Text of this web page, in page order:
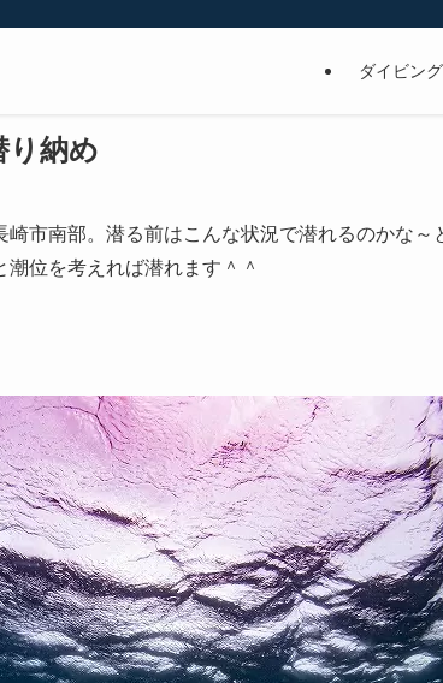
ダイビン
り納め
市南部。潜る前はこんな状況で潜れるのかな
位を考えれば潜れます＾＾